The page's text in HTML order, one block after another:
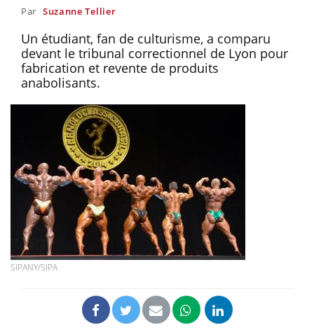
Par Suzanne Tellier
Un étudiant, fan de culturisme, a comparu
devant le tribunal correctionnel de Lyon pour
fabrication et revente de produits
anabolisants.
SIPANY/SIPA